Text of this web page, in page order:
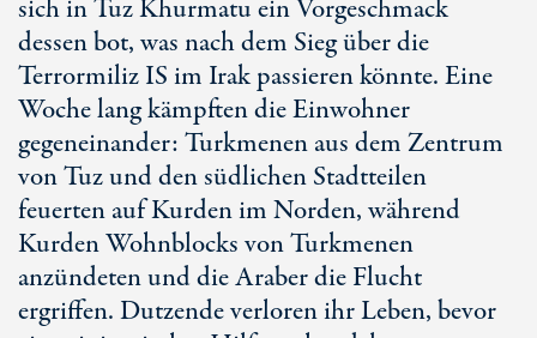
sich in Tuz Khurmatu ein Vorgeschmack
dessen bot, was nach dem Sieg über die
Terrormiliz IS im Irak passieren könnte. Eine
Woche lang kämpften die Einwohner
gegeneinander: Turkmenen aus dem Zentrum
von Tuz und den südlichen Stadtteilen
feuerten auf Kurden im Norden, während
Kurden Wohnblocks von Turkmenen
anzündeten und die Araber die Flucht
ergriffen. Dutzende verloren ihr Leben, bevor